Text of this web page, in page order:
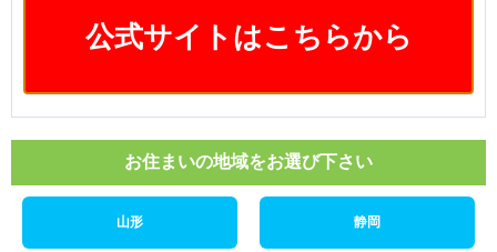
公式サイトはこちらから
お住まいの地域をお選び下さい
山形 静岡